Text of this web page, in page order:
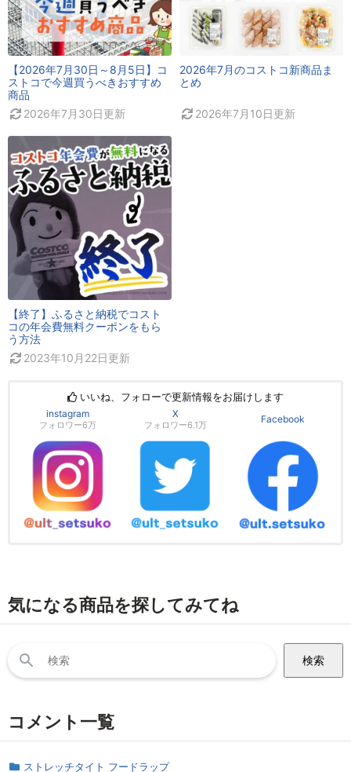
【2026年7月30日～8月5日】コ
ストコで今週買うべきおすすめ
商品
2026年7月30日更新
2026年7月のコストコ新商品ま
とめ
2026年7月10日更新
【終了】ふるさと納税でコスト
コの年会費無料クーポンをもら
う方法
2023年10月22日更新
いいね、フォローで更新情報をお届けします
instagram
フォロワー6万
X
フォロワー6.1万
Facebook
気になる商品を探してみてね
索:
コメント一覧
ストレッチタイト フードラップ